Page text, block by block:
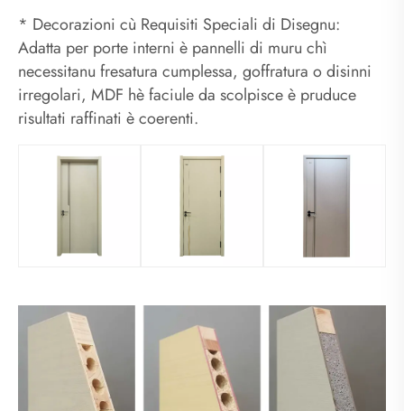
* Decorazioni cù Requisiti Speciali di Disegnu:
Adatta per porte interni è pannelli di muru chì
necessitanu fresatura cumplessa, goffratura o disinni
irregolari, MDF hè faciule da scolpisce è pruduce
risultati raffinati è coerenti.